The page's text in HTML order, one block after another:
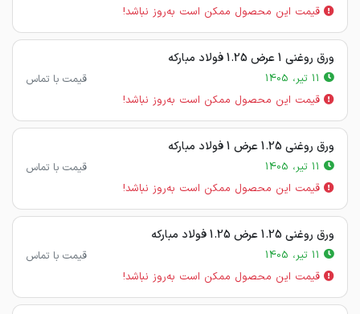
قیمت این محصول ممکن است به‌روز نباشد!
ورق روغنی 1 عرض 1.25 فولاد مبارکه
قیمت با تماس
قیمت این محصول ممکن است به‌روز نباشد!
ورق روغنی 1.25 عرض 1 فولاد مبارکه
قیمت با تماس
قیمت این محصول ممکن است به‌روز نباشد!
ورق روغنی 1.25 عرض 1.25 فولاد مبارکه
قیمت با تماس
قیمت این محصول ممکن است به‌روز نباشد!